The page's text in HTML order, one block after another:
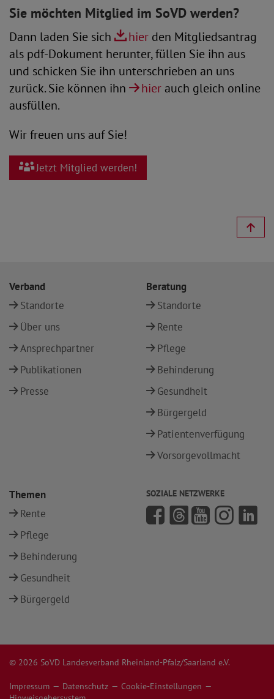
Sie möchten Mitglied im SoVD werden?
Dann laden Sie sich hier den Mitgliedsantrag
als pdf-Dokument herunter, füllen Sie ihn aus
und schicken Sie ihn unterschrieben an uns
zurück. Sie können ihn
hier auch gleich online
ausfüllen.
Wir freuen uns auf Sie!
Jetzt Mitglied werden!
Verband
Standorte
Über uns
Ansprechpartner
Publikationen
Presse
Beratung
Standorte
Rente
Pflege
Behinderung
Gesundheit
Bürgergeld
Patientenverfügung
Vorsorgevollmacht
Themen
Rente
Pflege
Behinderung
Gesundheit
Bürgergeld
SOZIALE NETZWERKE
© 2026 SoVD Landesverband Rheinland-Pfalz/Saarland e.V.
Impressum Datenschutz
Cookie-Einstellungen